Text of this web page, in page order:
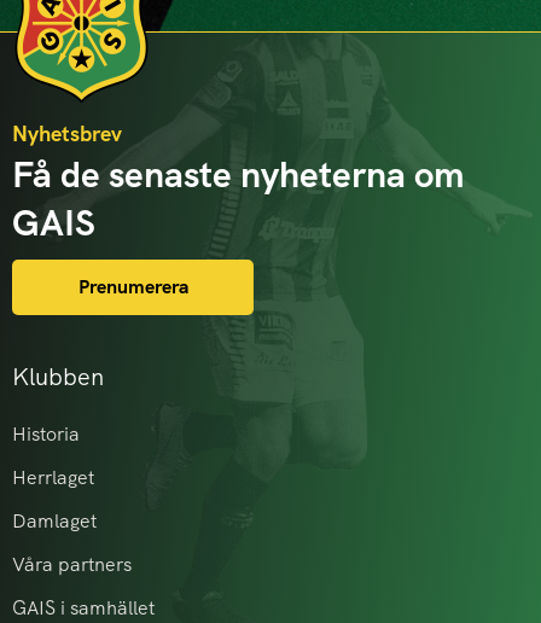
Klubben
Historia
Herrlaget
Damlaget
Våra partners
GAIS i samhället
Nyhetsbrev
Få de senaste nyheterna om
GAIS
Prenumerera